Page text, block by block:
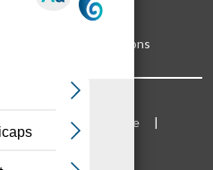
nos lettres d'informations
Plan du site